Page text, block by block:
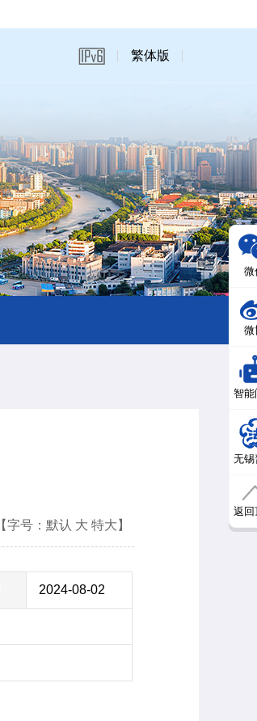
繁体版
【字号： 默认 大 特大 】
2024-08-02
微
微
智能
无锡
返回